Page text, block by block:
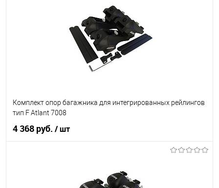
Комплект опор багажника для интегрированных рейлингов
тип F Atlant 7008
4 368 руб. / шт
В наличии